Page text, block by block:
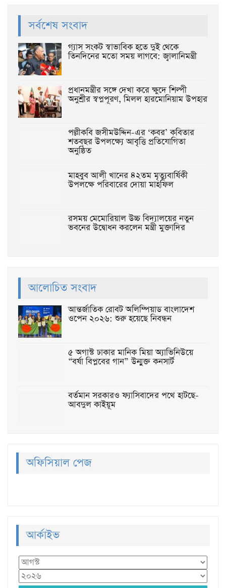
সর্বশেষ সংবাদ
গ্যাস সংকট স্বাভাবিক হতে দুই থেকে
তিনদিনের মতো সময় লাগবে: জ্বালানিমন্ত্রী
প্রধানমন্ত্রীর সঙ্গে দেখা করে ক্ষুদে শিল্পী
অনুশ্রীর স্বপ্নপূরণ, মিলল হারমোনিয়াম উপহার
পল্লীকবি জসীমউদ্দিন-এর ‘কবর’ কবিতার
শতবছর উপলক্ষ্যে আবৃত্তি প্রতিযোগিতা
অনুষ্ঠিত
মাহবুব আলী খানের ৪২তম মৃত্যুবার্ষিকী
উপলক্ষে পরিবারের দোয়া মাহফিল
রসময় মেমোরিয়াল উচ্চ বিদ্যালয়ের নতুন
ভবনের উদ্বোধন করলেন মন্ত্রী মুক্তাদির
আলোচিত সংবাদ
আন্তর্জাতিক রোবট অলিম্পিয়াড বাংলাদেশ
ওপেন ২০২৬: শুরু হয়েছে নিবন্ধন
৫ অগাস্ট ঢাকার মানিক মিয়া অ্যাভিনিউয়ে
“বর্ষা বিপ্লবের গান” উন্মুক্ত কনসার্ট
বর্তমান সরকারও ফ্যাসিবাদের পথে হাটছে-
আবদুল কাইয়ূম
অফিসিয়াল পেজ
আর্কাইভ